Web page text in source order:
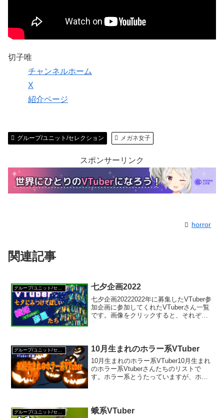
切子唯
チャンネルホーム
X
紹介ページ
グループ/ユニット/セレクション メガネ女子
スポンサーリンク
horror
関連記事
グループ/ユニット/セレクション 七夕企画2022
七夕企画20222022年に募集したVTuber参
加企画に参加してくれたVTuberさん一覧
です。画像をクリックすると、それぞれ
グループ/ユニット/セレクション 10月生まれのホラー系VTuber
10月生まれのホラー系VTuber10月生まれ
のホラー系Vtuberさんたちのリストで
す。ホラー系とうたっていますが、ホラ
活動...
蛾系VTuber